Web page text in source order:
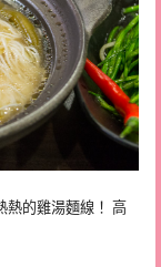
熱的雞湯麵線！ 高